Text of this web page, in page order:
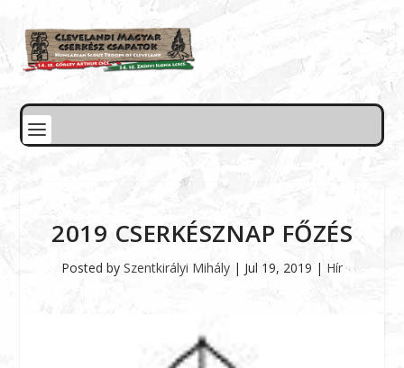
2019 CSERKÉSZNAP FŐZÉS
Posted by Szentkirályi Mihály | Jul 19, 2019 | Hír